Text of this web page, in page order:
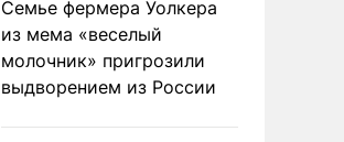
Семье фермера Уолкера
из мема «веселый
молочник» пригрозили
выдворением из России